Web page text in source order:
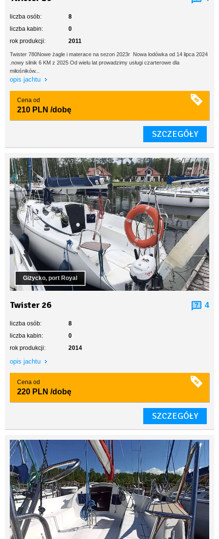
liczba osób:
8
liczba kabin:
0
rok produkcji:
2011
Twister 780Nowe żagle i materace na sezon 2023r Nowa lodówka od 14 lipca 2024
.nowy silnik 6 KM z 2025 Od wielu lat prowadzimy usługi czarterowe dla
miłośników...
opis jachtu
Cena od
210 PLN /dobę
SZCZEGÓŁY
Giżycko, port Royal
Twister 26 4
liczba osób:
8
liczba kabin:
0
rok produkcji:
2014
opis jachtu
Cena od
220 PLN /dobę
SZCZEGÓŁY